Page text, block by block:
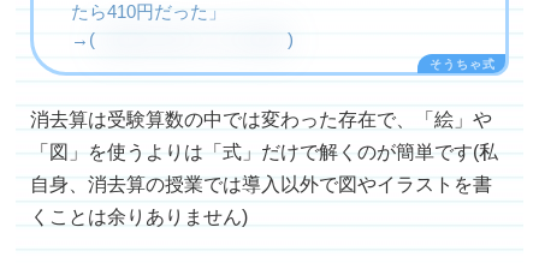
たら410円だった」
→(
)
消去算は受験算数の中では変わった存在で、「絵」や
「図」を使うよりは「式」だけで解くのが簡単です(私
自身、消去算の授業では導入以外で図やイラストを書
くことは余りありません)